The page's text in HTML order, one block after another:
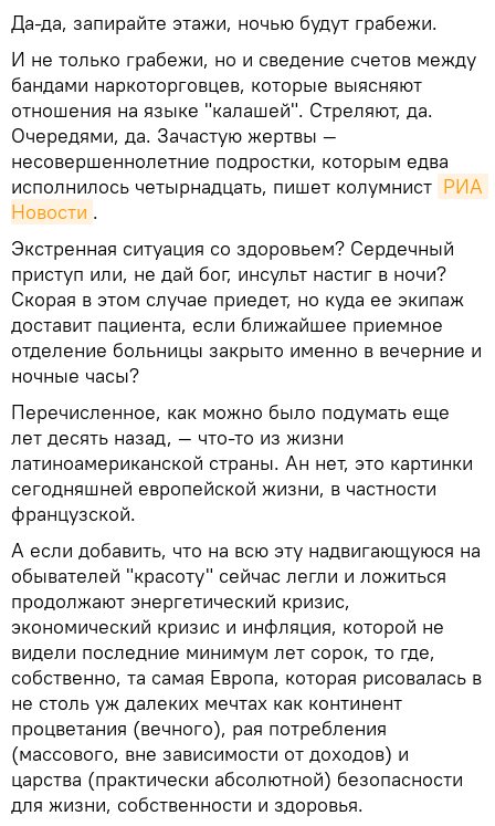
Да-да, запирайте этажи, ночью будут грабежи.
И не только грабежи, но и сведение счетов между
бандами наркоторговцев, которые выясняют
отношения на языке "калашей". Стреляют, да.
Очередями, да. Зачастую жертвы —
несовершеннолетние подростки, которым едва
исполнилось четырнадцать, пишет колумнист РИА
Новости .
Экстренная ситуация со здоровьем? Сердечный
приступ или, не дай бог, инсульт настиг в ночи?
Скорая в этом случае приедет, но куда ее экипаж
доставит пациента, если ближайшее приемное
отделение больницы закрыто именно в вечерние и
ночные часы?
Перечисленное, как можно было подумать еще
лет десять назад, — что-то из жизни
латиноамериканской страны. Ан нет, это картинки
сегодняшней европейской жизни, в частности
французской.
А если добавить, что на всю эту надвигающуюся на
обывателей "красоту" сейчас легли и ложиться
продолжают энергетический кризис,
экономический кризис и инфляция, которой не
видели последние минимум лет сорок, то где,
собственно, та самая Европа, которая рисовалась в
не столь уж далеких мечтах как континент
процветания (вечного), рая потребления
(массового, вне зависимости от доходов) и
царства (практически абсолютной) безопасности
для жизни, собственности и здоровья.